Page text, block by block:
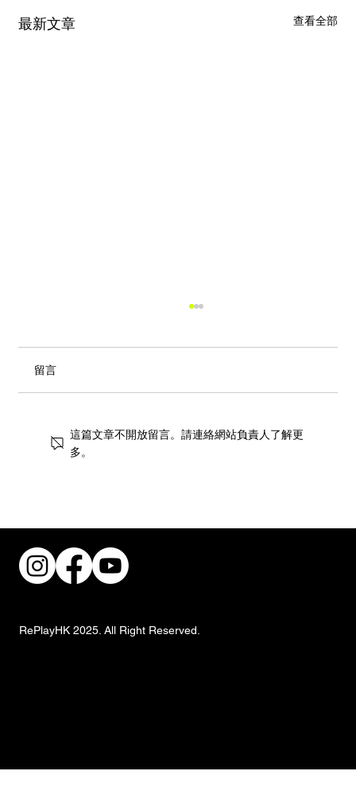
最新文章 查看全部
留言
這篇文章不開放留言。請連絡網站負責人了解更
多。
RePlayHK 2025. All Right Reserved.